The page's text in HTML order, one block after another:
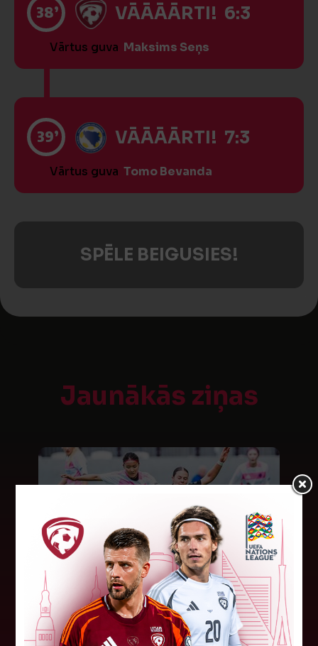
38’ VĀĀĀĀRTI! 6:3
Vārtus guva Maksims Seņs
39’ VĀĀĀĀRTI! 7:3
Vārtus guva Tomo Bevanda
SPĒLE BEIGUSIES!
Jaunākās ziņas
"Riga FC Women" beidz
vēsturisko eirokausu sezonu
Latvijas klubs "Riga FC Women" sestdien UEFA